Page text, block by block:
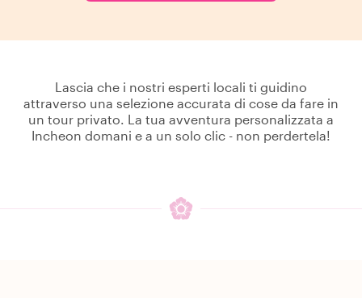
Lascia che i nostri esperti locali ti guidino
attraverso una selezione accurata di cose da fare in
un tour privato. La tua avventura personalizzata a
Incheon domani e a un solo clic - non perdertela!